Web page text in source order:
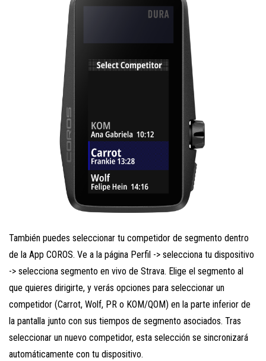
También puedes seleccionar tu competidor de segmento dentro
de la App COROS. Ve a la página Perfil -> selecciona tu dispositivo
-> selecciona segmento en vivo de Strava. Elige el segmento al
que quieres dirigirte, y verás opciones para seleccionar un
competidor (Carrot, Wolf, PR o KOM/QOM) en la parte inferior de
la pantalla junto con sus tiempos de segmento asociados. Tras
seleccionar un nuevo competidor, esta selección se sincronizará
automáticamente con tu dispositivo.